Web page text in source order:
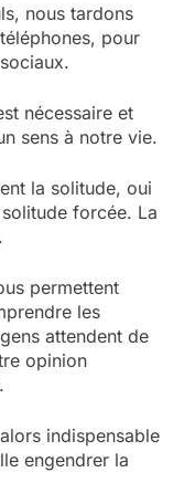
nous tardons
pour
nécessaire et
sens à notre vie.
la solitude, oui
forcée. La
permettent
les
attendent de
opinion
indispensable
engendrer la